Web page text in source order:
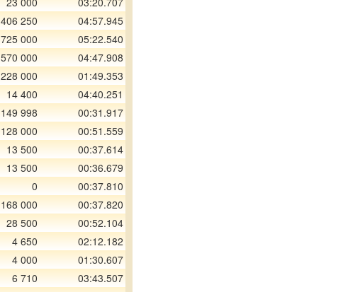
406 250
04:57.945
725 000
05:22.540
570 000
04:47.908
228 000
01:49.353
14 400
04:40.251
149 998
00:31.917
128 000
00:51.559
13 500
00:37.614
13 500
00:36.679
0
00:37.810
168 000
00:37.820
28 500
00:52.104
4 650
02:12.182
4 000
01:30.607
6 710
03:43.507